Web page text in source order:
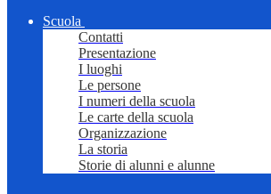
Scuola
Contatti
Presentazione
I luoghi
Le persone
I numeri della scuola
Le carte della scuola
Organizzazione
La storia
Storie di alunni e alunne